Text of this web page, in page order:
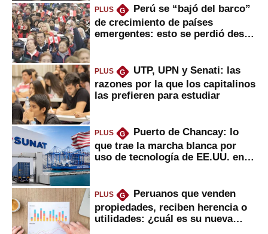
PLUS G
Perú se “bajó del barco”
de crecimiento de países
emergentes: esto se perdió desde
PLUS G
UTP, UPN y Senati: las
razones por la que los capitalinos
las prefieren para estudiar
PLUS G
Puerto de Chancay: lo
que trae la marcha blanca por
uso de tecnología de EE.UU. en
PLUS G
Peruanos que venden
propiedades, reciben herencia o
utilidades: ¿cuál es su nueva